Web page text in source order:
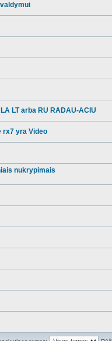
LT arba RU RADAU-ACIU
rx7 yra Video
nukrypimais